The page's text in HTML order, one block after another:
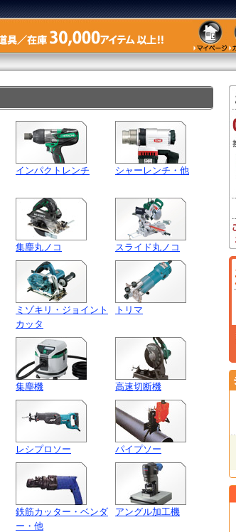
インパクトレンチ シャーレンチ・他
集塵丸ノコ スライド丸ノコ
ミゾキリ・ジョイント
カッタ
トリマ
集塵機 高速切断機
レシプロソー パイプソー
鉄筋カッター・ベンダ
ー・他
アングル加工機